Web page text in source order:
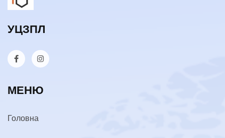
УЦЗПЛ
МЕНЮ
Головна